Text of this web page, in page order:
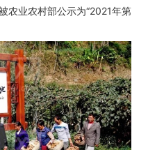
农业农村部公示为“2021年第